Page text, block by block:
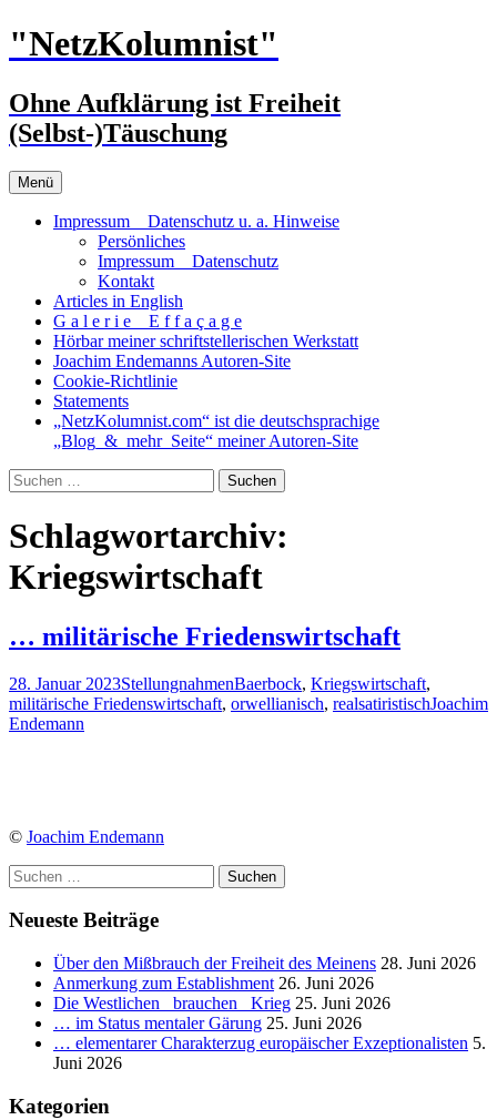
Zum
Inhalt
"NetzKolumnist"
Ohne Aufklärung ist Freiheit
(Selbst-)Täuschung
Menü
Impressum _ Datenschutz u. a. Hinweise
Persönliches
Impressum _ Datenschutz
Kontakt
Articles in English
G a l e r i e _ E f f a ç a g e
Hörbar meiner schriftstellerischen Werkstatt
Joachim Endemanns Autoren-Site
Cookie-Richtlinie
Statements
„NetzKolumnist.com“ ist die deutschsprachige
„Blog_&_mehr_Seite“ meiner Autoren-Site
Suchen
nach:
Schlagwortarchiv:
Kriegswirtschaft
… militärische Friedenswirtschaft
28. Januar 2023StellungnahmenBaerbock, Kriegswirtschaft,
militärische Friedenswirtschaft, orwellianisch, realsatiristischJoachim
Endemann
© Joachim Endemann
Suchen
nach:
Neueste Beiträge
Über den Mißbrauch der Freiheit des Meinens 28. Juni 2026
Anmerkung zum Establishment 26. Juni 2026
Die Westlichen _brauchen_ Krieg 25. Juni 2026
… im Status mentaler Gärung 25. Juni 2026
… elementarer Charakterzug europäischer Exzeptionalisten 5.
Juni 2026
Kategorien